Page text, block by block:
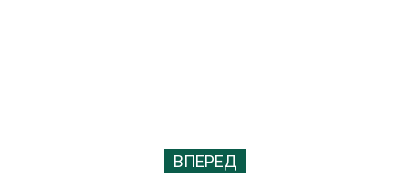
ВПЕРЕД